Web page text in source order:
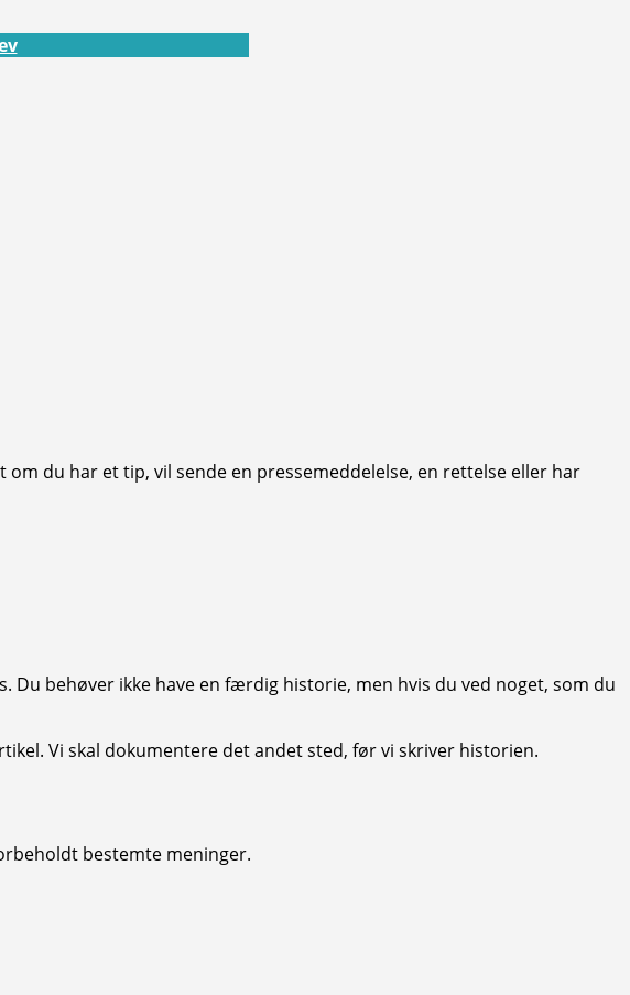
du har et tip, vil sende en pressemeddelelse, en rettelse eller har
Du behøver ikke have en færdig historie, men hvis du ved noget, som du
Vi skal dokumentere det andet sted, før vi skriver historien.
bestemte meninger.